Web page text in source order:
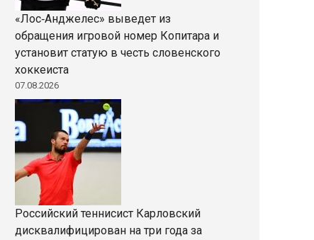
«Лос‑Анджелес» выведет из
обращения игровой номер Копитара и
установит статую в честь словенского
хоккеиста
07.08.2026
Российский теннисист Карловский
дисквалифицирован на три года за